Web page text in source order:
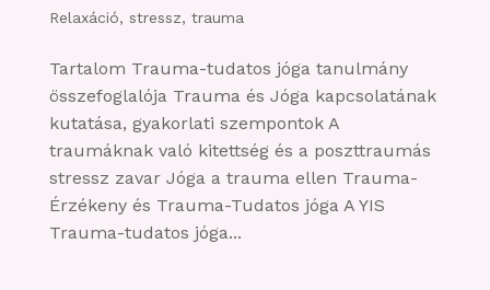
Relaxáció, stressz, trauma
Tartalom Trauma-tudatos jóga tanulmány
összefoglalója Trauma és Jóga kapcsolatának
kutatása, gyakorlati szempontok A
traumáknak való kitettség és a poszttraumás
stressz zavar Jóga a trauma ellen Trauma-
Érzékeny és Trauma-Tudatos jóga A YIS
Trauma-tudatos jóga...